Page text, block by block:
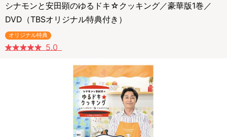
シナモンと安田顕のゆるドキ☆クッキング／豪華版1巻／
DVD（TBSオリジナル特典付き）
オリジナル特典
5.0